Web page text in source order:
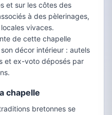
et sur les côtes des
à des pèlerinages,
vivaces.
de cette chapelle
décor intérieur : autels
et ex-voto déposés par
chapelle
bretonnes se